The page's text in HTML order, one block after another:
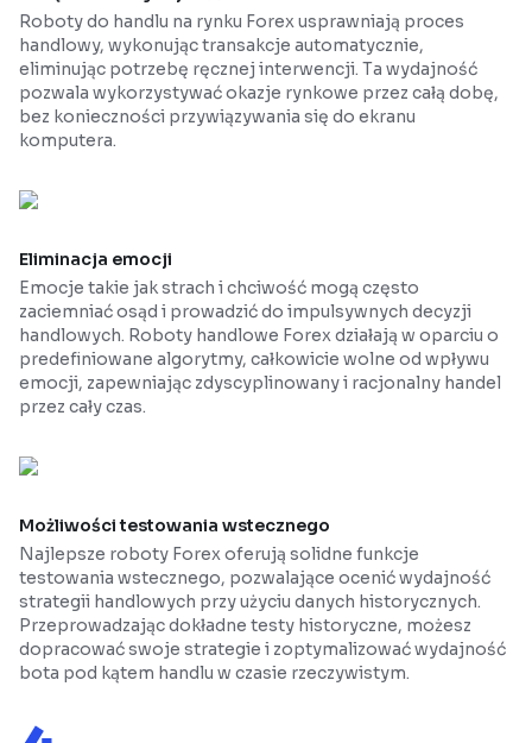
Roboty do handlu na rynku Forex usprawniają proces
handlowy, wykonując transakcje automatycznie,
eliminując potrzebę ręcznej interwencji. Ta wydajność
pozwala wykorzystywać okazje rynkowe przez całą dobę,
bez konieczności przywiązywania się do ekranu
komputera.
Eliminacja emocji
Emocje takie jak strach i chciwość mogą często
zaciemniać osąd i prowadzić do impulsywnych decyzji
handlowych. Roboty handlowe Forex działają w oparciu o
predefiniowane algorytmy, całkowicie wolne od wpływu
emocji, zapewniając zdyscyplinowany i racjonalny handel
przez cały czas.
Możliwości testowania wstecznego
Najlepsze roboty Forex oferują solidne funkcje
testowania wstecznego, pozwalające ocenić wydajność
strategii handlowych przy użyciu danych historycznych.
Przeprowadzając dokładne testy historyczne, możesz
dopracować swoje strategie i zoptymalizować wydajność
bota pod kątem handlu w czasie rzeczywistym.